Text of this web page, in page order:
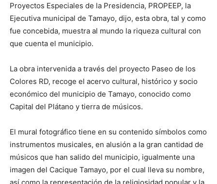
Proyectos Especiales de la Presidencia, PROPEEP, la
Ejecutiva municipal de Tamayo, dijo, esta obra, tal y como
fue concebida, muestra al mundo la riqueza cultural con
que cuenta el municipio.
La obra intervenida a través del proyecto Paseo de los
Colores RD, recoge el acervo cultural, histórico y socio
económico del municipio de Tamayo, conocido como
Capital del Plátano y tierra de músicos.
El mural fotográfico tiene en su contenido símbolos como
instrumentos musicales, en alusión a la gran cantidad de
músicos que han salido del municipio, igualmente una
imagen del Cacique Tamayo, por el cual lleva su nombre,
así como la representación de la religiosidad popular y la